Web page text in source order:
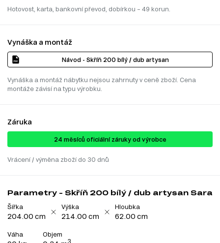
Hotovost, karta, bankovní převod, dobírkou – 49 korun.
Vynáška a montáž
Návod - Skříň 200 bílý / dub artysan
Vynáška a montáž nábytku nejsou zahrnuty v ceně zboží. Cena
montáže závisí na typu výrobku.
Záruka
24 ​​​​měsíců oficiální záruky od výrobce
Vrácení / výměna zboží do 30 dnů
Parametry - Skříň 200 bílý / dub artysan Sara
Šířka
204.00 cm
Výška
214.00 cm
Hloubka
62.00 cm
Váha Objem
3